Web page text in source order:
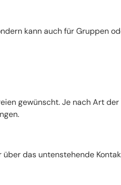
kann auch für Gruppen
gewünscht. Je nach Art
das untenstehende